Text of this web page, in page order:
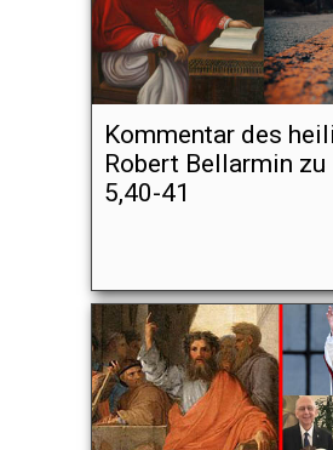
Kommentar des
Robert Bellarmin
5,40-41